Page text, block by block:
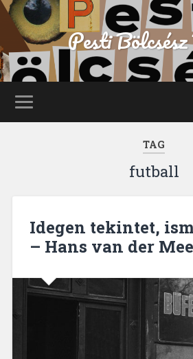
Pesti
TAG
futball
Idegen tekintet,
– Hans van der